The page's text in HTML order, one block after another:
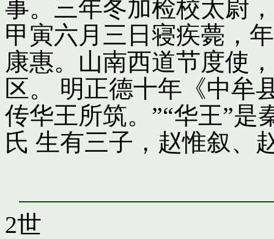
事。三年冬加检校太尉
甲寅六月三日寝疾薨，
康惠。山南西道节度使
区。 明正德十年《中牟
传华王所筑。”“华王”是
氏 生有三子，赵惟叙、
2世